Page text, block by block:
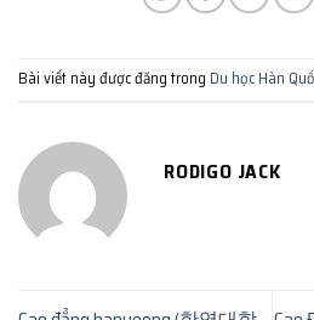
Bài viết này được đăng trong Du học Hàn
RODIGO JACK